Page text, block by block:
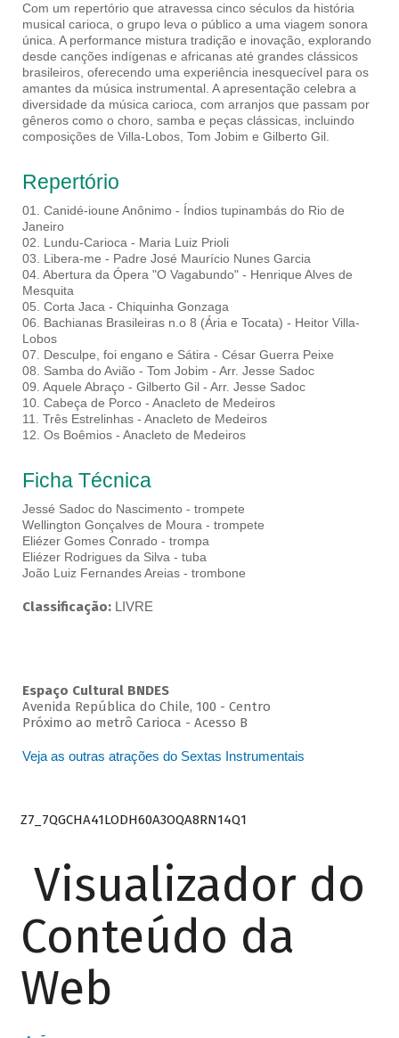
Com um repertório que atravessa cinco séculos da história
musical carioca, o grupo leva o público a uma viagem sonora
única. A performance mistura tradição e inovação, explorando
desde canções indígenas e africanas até grandes clássicos
brasileiros, oferecendo uma experiência inesquecível para os
amantes da música instrumental. A apresentação celebra a
diversidade da música carioca, com arranjos que passam por
gêneros como o choro, samba e peças clássicas, incluindo
composições de Villa-Lobos, Tom Jobim e Gilberto Gil.
Repertório
01. Canidé-ioune Anônimo - Índios tupinambás do Rio de
Janeiro
02. Lundu-Carioca - Maria Luiz Prioli
03. Libera-me - Padre José Maurício Nunes Garcia
04. Abertura da Ópera "O Vagabundo" - Henrique Alves de
Mesquita
05. Corta Jaca - Chiquinha Gonzaga
06. Bachianas Brasileiras n.o 8 (Ária e Tocata) - Heitor Villa-
Lobos
07. Desculpe, foi engano e Sátira - César Guerra Peixe
08. Samba do Avião - Tom Jobim - Arr. Jesse Sadoc
09. Aquele Abraço - Gilberto Gil - Arr. Jesse Sadoc
10. Cabeça de Porco - Anacleto de Medeiros
11. Três Estrelinhas - Anacleto de Medeiros
12. Os Boêmios - Anacleto de Medeiros
Ficha Técnica
Jessé Sadoc do Nascimento - trompete
Wellington Gonçalves de Moura - trompete
Eliézer Gomes Conrado - trompa
Eliézer Rodrigues da Silva - tuba
João Luiz Fernandes Areias - trombone
Classificação: LIVRE
Espaço Cultural BNDES
Avenida República do Chile, 100 - Centro
Próximo ao metrô Carioca - Acesso B
Veja as outras atrações do Sextas Instrumentais
Z7_7QGCHA41LODH60A3OQA8RN14Q1
Visualizador do
Conteúdo da
Web